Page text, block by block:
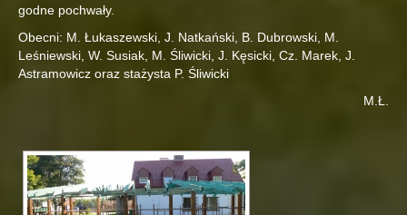
godne pochwały.
Obecni: M. Łukaszewski, J. Natkański, B. Dubrowski, M.
Leśniewski, W. Susiak, M. Śliwicki, J. Kęsicki, Cz. Marek, J.
Astramowicz oraz stażysta P. Śliwicki
M.Ł.